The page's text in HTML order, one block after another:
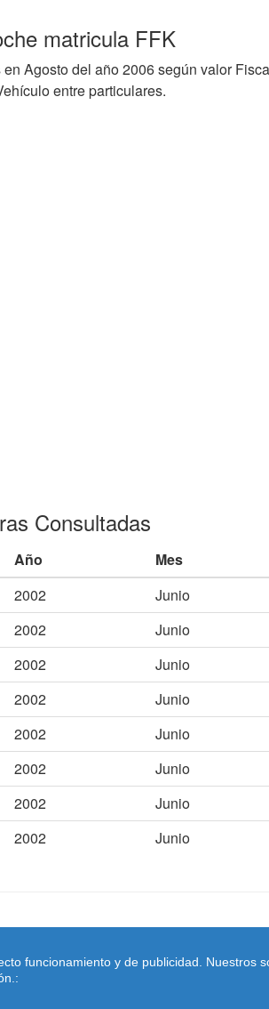
matricula FFK
Agosto del año 2006 según valor
entre particulares.
Consultadas
Año
Mes
2002
Junio
2002
Junio
2002
Junio
2002
Junio
2002
Junio
2002
Junio
2002
Junio
2002 Junio
belgica.com
funcionamiento y de publicidad.